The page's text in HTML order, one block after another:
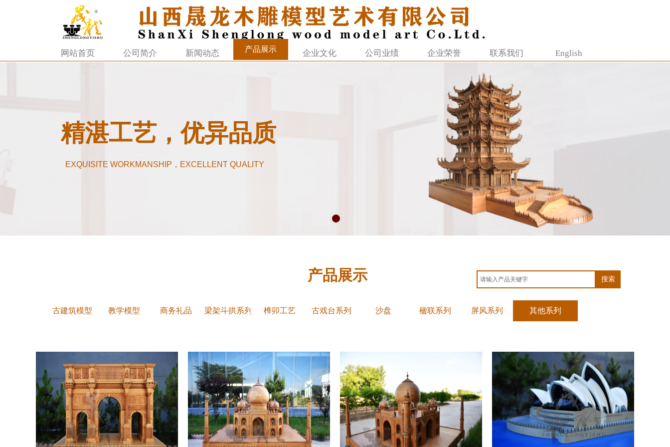
网站首页 公司简介 新闻动态 产品展示 企业文化 公司业绩 企业荣誉 联系我们 English
精湛工艺，优异品质
EXQUISITE WORKMANSHIP，EXCELLENT QUALITY
产品展示 搜索
古建筑模型 教学模型 商务礼品 梁架斗拱系列 榫卯工艺 古戏台系列 沙盘 楹联系列 屏风系列 其他系列